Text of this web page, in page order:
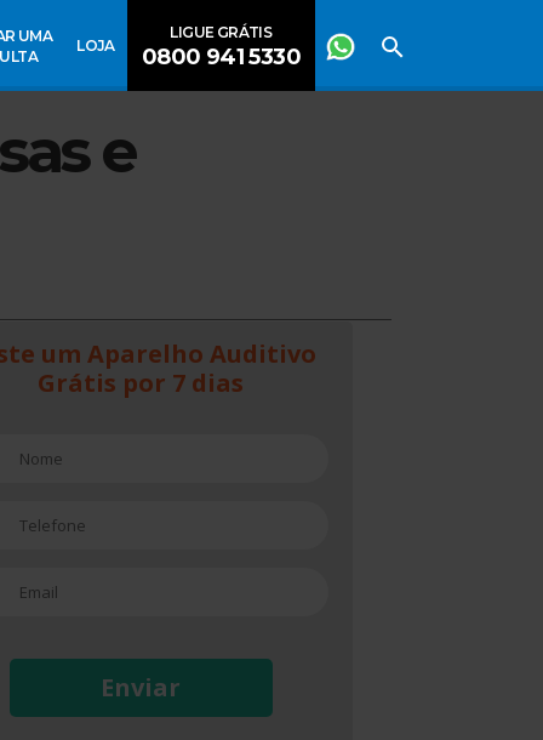
UMA
LOJA
LIGUE GRÁTIS
0800 941 5330
e
um Aparelho Auditivo
Grátis por 7 dias
Enviar